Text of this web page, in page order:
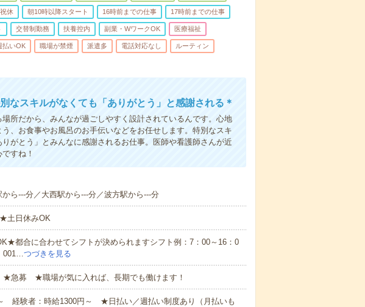
休 朝10時以降スタート 16時前までの仕事 17時前までの仕事
交替制勤務 扶養控内 副業・WワークOK 医療福祉
払いOK 職場が禁煙 派遣多 電話対応なし ルーティン
なスキルがなくても「ありがとう」と感謝される＊
所だから、みんなが過ごしやすく設計されているんです。心地
、お食事やお風呂のお手伝いなどをお任せします。特別なスキ
がとう」とみんなに感謝されるお仕事。医師や看護師さんが近
すね！
ら---分／大西駅から---分／波方駅から---分
土日休みOK
都合に合わせてシフトが決められますシフト例：7：00～16：0
001…つづきを見る
急募 ★職場が気に入れば、長期でも働けます！
経験者：時給1300円～ ★日払い／週払い制度あり（月払いも